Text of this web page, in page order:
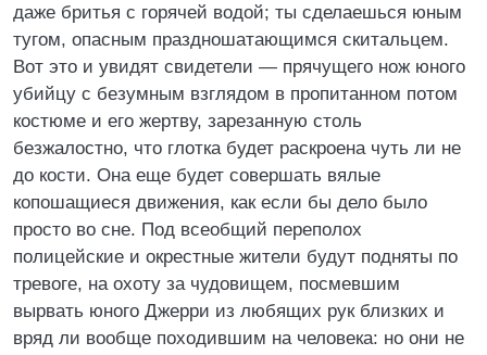
даже бритья с горячей водой; ты сделаешься юным
тугом, опасным праздношатающимся скитальцем.
Вот это и увидят свидетели — прячущего нож юного
убийцу с безумным взглядом в пропитанном потом
костюме и его жертву, зарезанную столь
безжалостно, что глотка будет раскроена чуть ли не
до кости. Она еще будет совершать вялые
копошащиеся движения, как если бы дело было
просто во сне. Под всеобщий переполох
полицейские и окрестные жители будут подняты по
тревоге, на охоту за чудовищем, посмевшим
вырвать юного Джерри из любящих рук близких и
вряд ли вообще походившим на человека: но они не